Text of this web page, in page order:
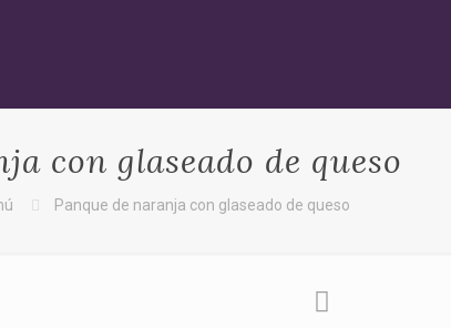
con glaseado de queso
Panque de naranja con glaseado de queso